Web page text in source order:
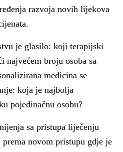
razvoja novih lijekova
je glasilo: koji terapijski
najvećem broju osoba sa
medicina se
koja je najbolja
pojedinačnu osobu?
sa pristupa liječenju
prema novom pristupu gdje je